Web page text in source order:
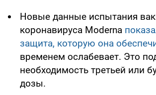
Новые данные испытания
коронавируса Moderna
защита, которую она
временем ослабевает. Это
необходимость третьей или
дозы.